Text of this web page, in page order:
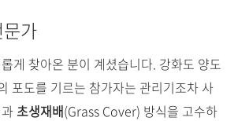
가
게 찾아온 분이 계셨습니다. 강화도 양도
포도를 기르는 참가자는 관리기조차 사
초생재배(Grass Cover) 방식을 고수하